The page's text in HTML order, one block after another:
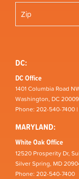
DC:
DC Office
1401 Columbia Road
Washington, DC 20009
Phone: 202-540-7400
MARYLAND:
White Oak Office
12520 Prosperity Dr,
Silver Spring, MD
Phone: 202-540-7400